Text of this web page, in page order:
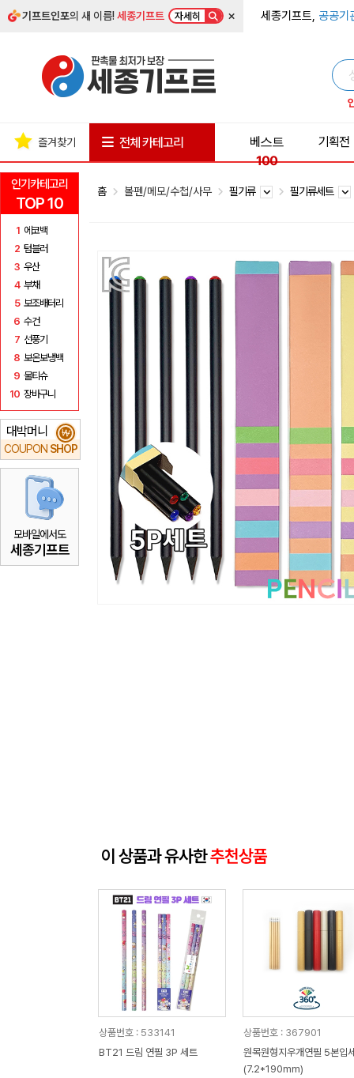
기프트인포의 새 이름!세종기프트 자세히 × 세종기프트, 공공기
인기카테고리
TOP 10
1 에코백
2 텀블러
3 우산
4 부채
5 보조배터리
6 수건
7 선풍기
8 보온보냉백
9 물티슈
10 장바구니
대박머니
COUPON SHOP
₩
모바일에서도
세종기프트
즐겨찾기 전체 카테고리
베스트
100
기획전
홈 볼펜/메모/수첩/사무 필기류 필기류세트
이 상품과 유사한추천상품
상품번호 : 533141
BT21 드림 연필 3P 세트
상품번호 : 367901
원목원형지우개연필 5본입
(7.2*190mm)